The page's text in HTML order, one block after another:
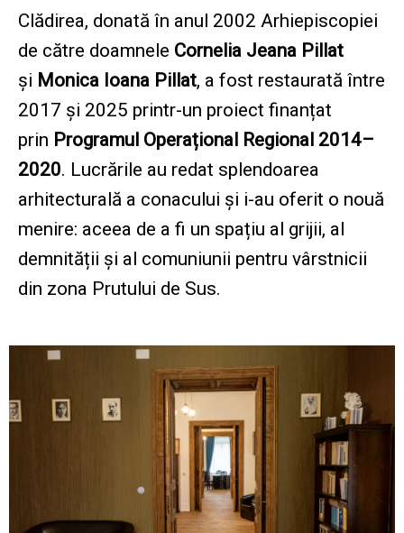
Clădirea, donată în anul 2002 Arhiepiscopiei
de către doamnele Cornelia Jeana Pillat
și Monica Ioana Pillat, a fost restaurată între
2017 și 2025 printr-un proiect finanțat
prin Programul Operațional Regional 2014–
2020. Lucrările au redat splendoarea
arhitecturală a conacului și i-au oferit o nouă
menire: aceea de a fi un spațiu al grijii, al
demnității și al comuniunii pentru vârstnicii
din zona Prutului de Sus.